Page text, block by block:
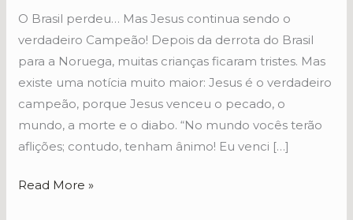
O Brasil perdeu… Mas Jesus continua sendo o
verdadeiro Campeão! Depois da derrota do Brasil
para a Noruega, muitas crianças ficaram tristes. Mas
existe uma notícia muito maior: Jesus é o verdadeiro
campeão, porque Jesus venceu o pecado, o
mundo, a morte e o diabo. “No mundo vocês terão
aflições; contudo, tenham ânimo! Eu venci […]
Após
Read More »